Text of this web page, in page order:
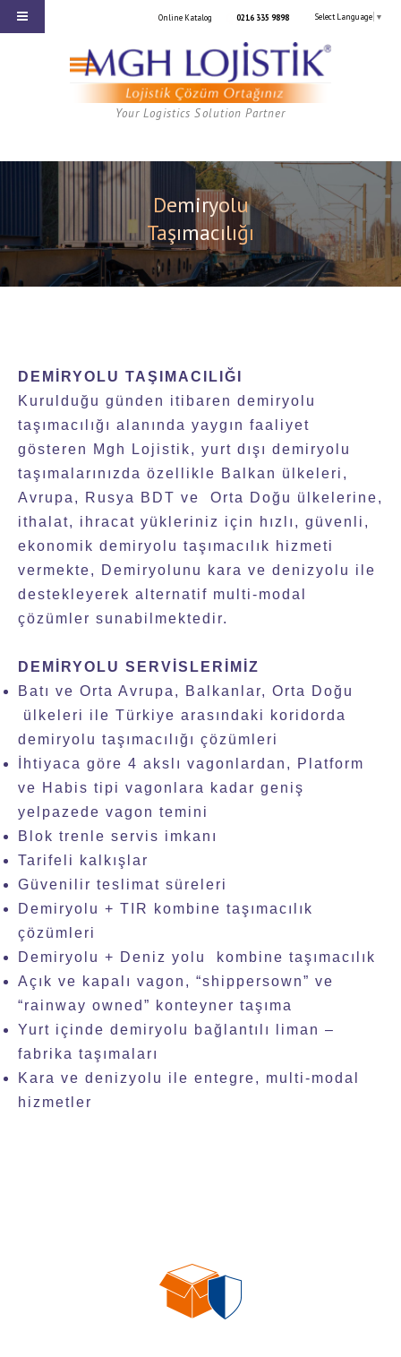
Your Logistics Solution Partner
Online Katalog 0216 335 9898 Select Language ▼
Demiryolu
Taşımacılığı
DEMİRYOLU TAŞIMACILIĞI
Kurulduğu günden itibaren demiryolu
taşımacılığı alanında yaygın faaliyet
gösteren Mgh Lojistik, yurt dışı demiryolu
taşımalarınızda özellikle Balkan ülkeleri,
Avrupa, Rusya BDT ve Orta Doğu ülkelerine,
ithalat, ihracat yükleriniz için hızlı, güvenli,
ekonomik demiryolu taşımacılık hizmeti
vermekte, Demiryolunu kara ve denizyolu ile
destekleyerek alternatif multi-modal
çözümler sunabilmektedir.
DEMİRYOLU SERVİSLERİMİZ
Batı ve Orta Avrupa, Balkanlar, Orta Doğu
ülkeleri ile Türkiye arasındaki koridorda
demiryolu taşımacılığı çözümleri
İhtiyaca göre 4 akslı vagonlardan, Platform
ve Habis tipi vagonlara kadar geniş
yelpazede vagon temini
Blok trenle servis imkanı
Tarifeli kalkışlar
Güvenilir teslimat süreleri
Demiryolu + TIR kombine taşımacılık
çözümleri
Demiryolu + Deniz yolu kombine taşımacılık
Açık ve kapalı vagon, “shippersown” ve
“rainway owned” konteyner taşıma
Yurt içinde demiryolu bağlantılı liman –
fabrika taşımaları
Kara ve denizyolu ile entegre, multi-modal
hizmetler